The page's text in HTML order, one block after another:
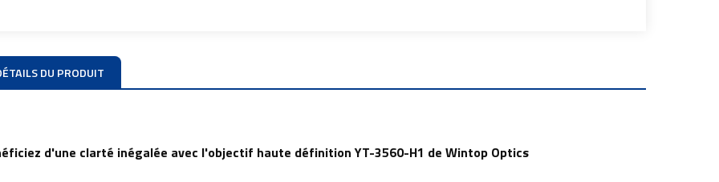
DU PRODUIT
d'une clarté inégalée avec l'objectif haute définition YT-3560-H1 de Wintop Optics